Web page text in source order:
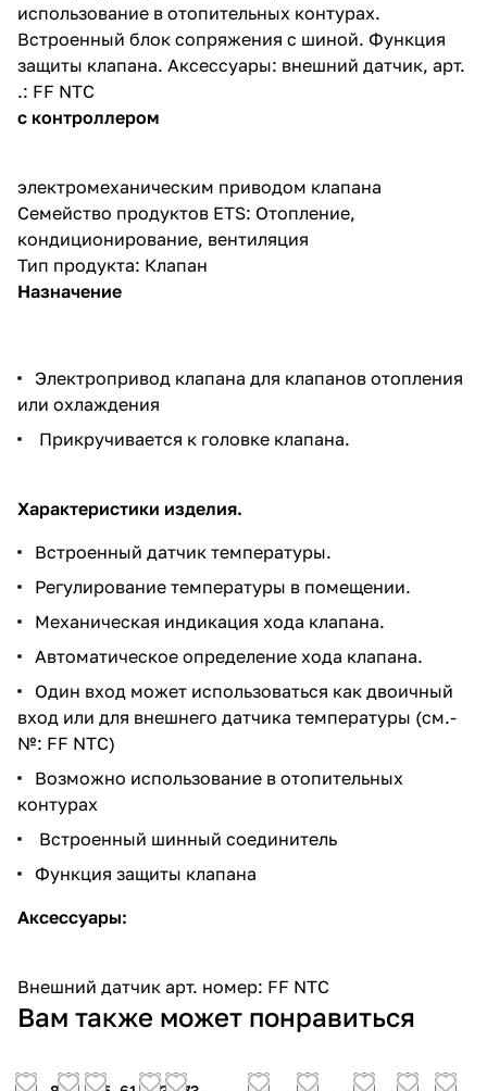
использование в отопительных контурах.
Встроенный блок сопряжения с шиной. Функция
защиты клапана. Аксессуары: внешний датчик, арт.
.: FF NTC
с контроллером
электромеханическим приводом клапана
Семейство продуктов ETS: Отопление,
кондиционирование, вентиляция
Тип продукта: Клапан
Назначение
Электропривод клапана для клапанов отопления
или охлаждения
Прикручивается к головке клапана.
Характеристики изделия.
Встроенный датчик температуры.
Регулирование температуры в помещении.
Механическая индикация хода клапана.
Автоматическое определение хода клапана.
Один вход может использоваться как двоичный
вход или для внешнего датчика температуры (см.-
№: FF NTC)
Возможно использование в отопительных
контурах
Встроенный шинный соединитель
Функция защиты клапана
Аксессуары:
Внешний датчик арт. номер: FF NTC
Вам также может понравиться